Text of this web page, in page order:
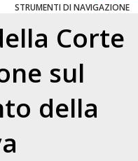
STRUMENTI DI NAVIGAZIONE
Corte
sul
della